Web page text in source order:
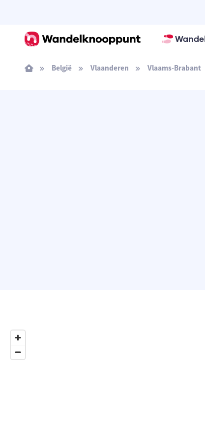
België Vlaanderen Vlaams-Brabant